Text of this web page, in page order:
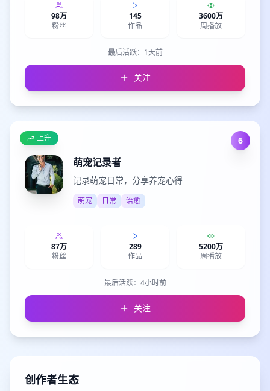
98万
粉丝
145
作品
3600万
周播放
最后活跃： 1天前
关注
6
上升
萌宠记录者
记录萌宠日常，分享养宠心得
萌宠 日常 治愈
87万
粉丝
289
作品
5200万
周播放
最后活跃： 4小时前
关注
创作者生态